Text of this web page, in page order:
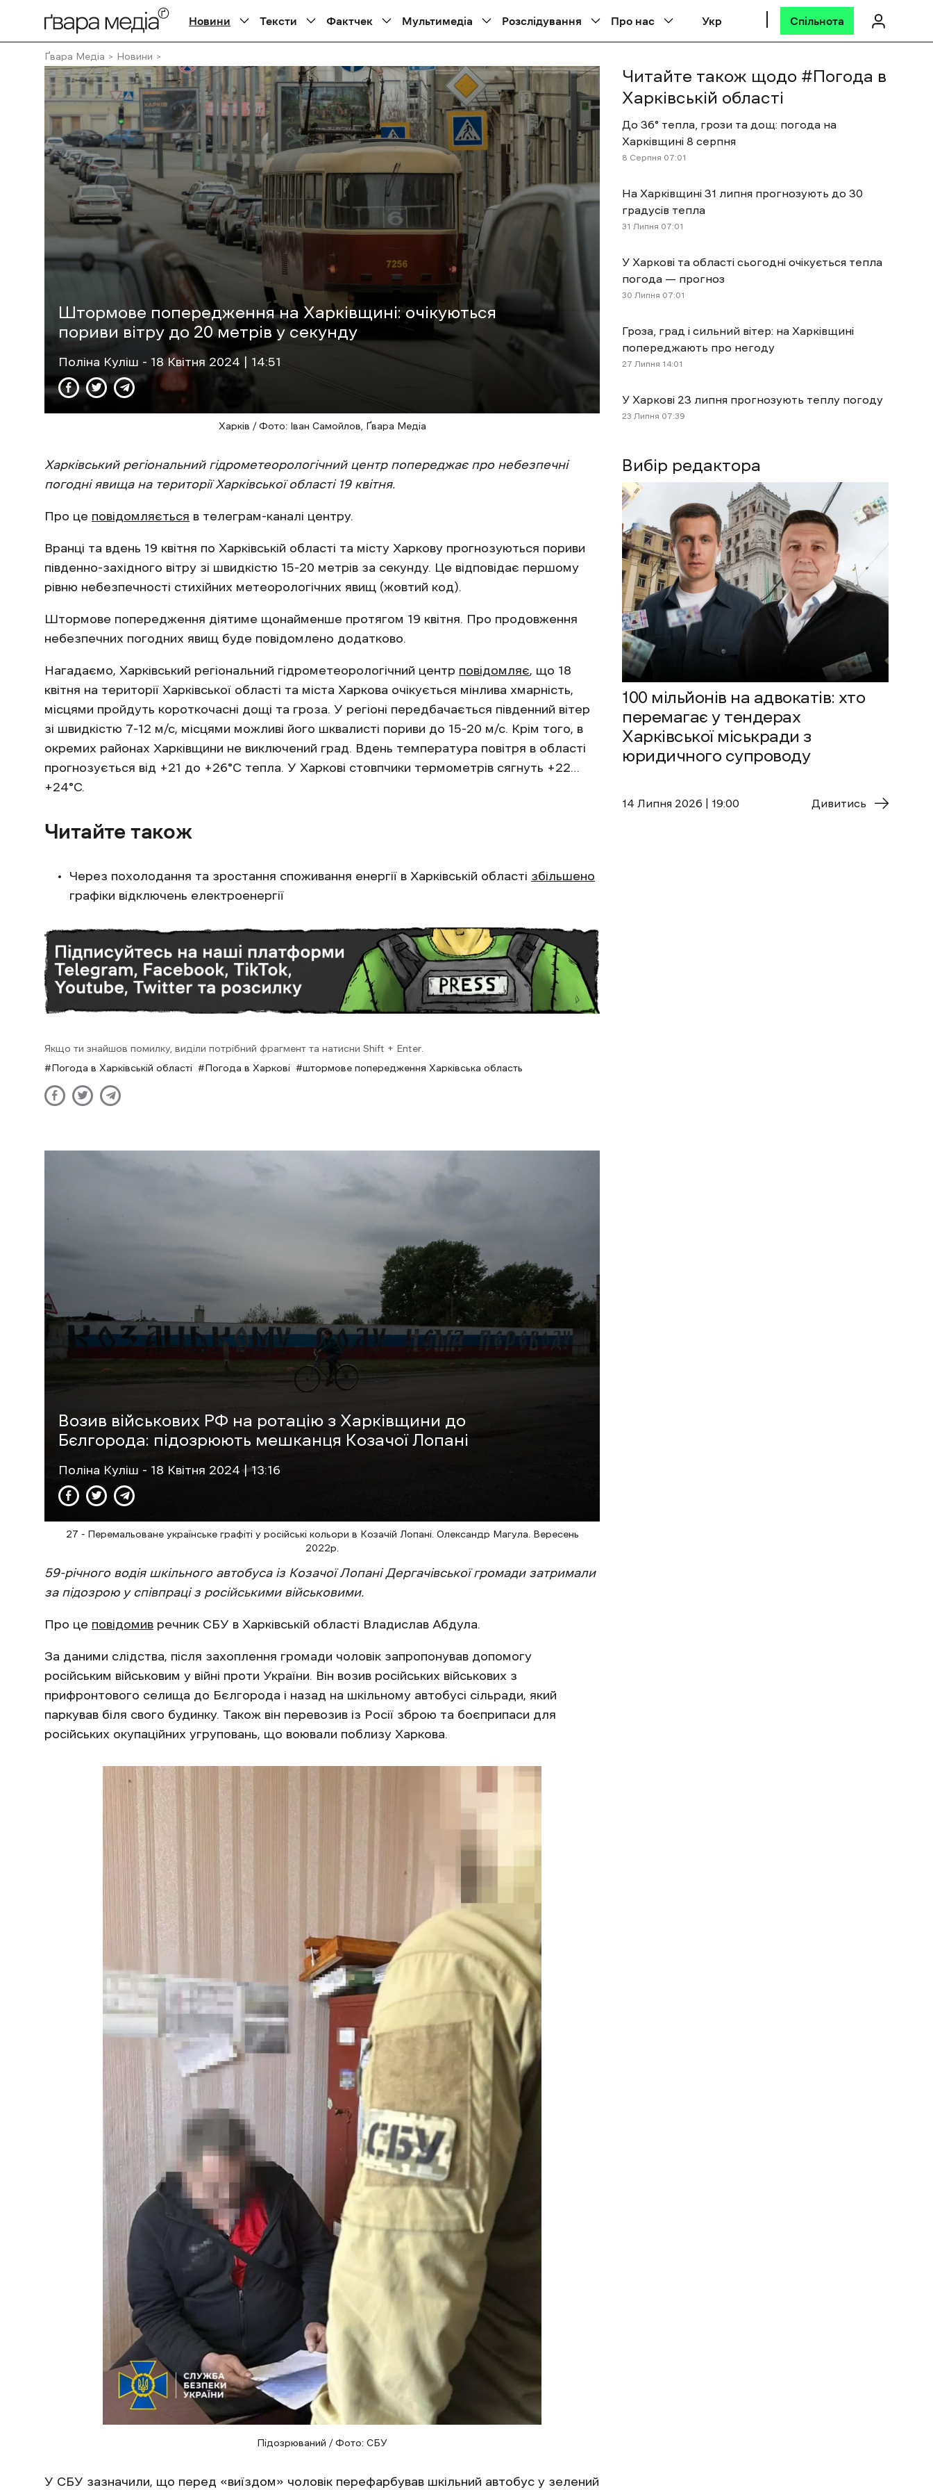
Новини Тексти Фактчек Мультимедіа Розслідування Про нас Укр Спільнота
Ґвара Медіа Новини
Штормове попередження на Харківщині: очікуються
пориви вітру до 20 метрів у секунду
Поліна Куліш - 18 Квітня 2024 | 14:51
Харків / Фото: Іван Самойлов, Ґвара Медіа
Харківський регіональний гідрометеорологічний центр попереджає про небезпечні
погодні явища на території Харківської області 19 квітня.
Про це повідомляється в телеграм-каналі центру.
Вранці та вдень 19 квітня по Харківській області та місту Харкову прогнозуються пориви
південно-західного вітру зі швидкістю 15-20 метрів за секунду. Це відповідає першому
рівню небезпечності стихійних метеорологічних явищ (жовтий код).
Штормове попередження діятиме щонайменше протягом 19 квітня. Про продовження
небезпечних погодних явищ буде повідомлено додатково.
Нагадаємо, Харківський регіональний гідрометеорологічний центр повідомляє, що 18
квітня на території Харківської області та міста Харкова очікується мінлива хмарність,
місцями пройдуть короткочасні дощі та гроза. У регіоні передбачається південний вітер
зі швидкістю 7-12 м/с, місцями можливі його шквалисті пориви до 15-20 м/с. Крім того, в
окремих районах Харківщини не виключений град. Вдень температура повітря в області
прогнозується від +21 до +26°С тепла. У Харкові стовпчики термометрів сягнуть +22…
+24°С.
Читайте також
Через похолодання та зростання споживання енергії в Харківській області збільшено
графіки відключень електроенергії
Якщо ти знайшов помилку, виділи потрібний фрагмент та натисни Shift + Enter.
Погода в Харківській області
Погода в Харкові штормове попередження Харківська область
Возив військових РФ на ротацію з Харківщини до
Бєлгорода: підозрюють мешканця Козачої Лопані
Поліна Куліш - 18 Квітня 2024 | 13:16
27 - Перемальоване українське графіті у російські кольори в Козачій Лопані. Олександр Магула. Вересень
2022р.
59-річного водія шкільного автобуса із Козачої Лопані Дергачівської громади затримали
за підозрою у співпраці з російськими військовими.
Про це повідомив речник СБУ в Харківській області Владислав Абдула.
За даними слідства, після захоплення громади чоловік запропонував допомогу
російським військовим у війні проти України. Він возив російських військових з
прифронтового селища до Бєлгорода і назад на шкільному автобусі сільради, який
паркував біля свого будинку. Також він перевозив із Росії зброю та боєприпаси для
російських окупаційних угруповань, що воювали поблизу Харкова.
Підозрюваний / Фото: СБУ
У СБУ зазначили, що перед «виїздом» чоловік перефарбував шкільний автобус у зелений
Вибір редактора
100 мільйонів на адвокатів: хто
перемагає у тендерах
Харківської міськради з
юридичного супроводу
14 Липня 2026 | 19:00 Дивитись
Читайте також щодо # Погода в
Харківській області
До 36° тепла, грози та дощ: погода на
Харківщині 8 серпня
8 Cерпня 07:01
На Харківщині 31 липня прогнозують до 30
градусів тепла
31 Липня 07:01
У Харкові та області сьогодні очікується тепла
погода — прогноз
30 Липня 07:01
Гроза, град і сильний вітер: на Харківщині
попереджають про негоду
27 Липня 14:01
У Харкові 23 липня прогнозують теплу погоду
23 Липня 07:39